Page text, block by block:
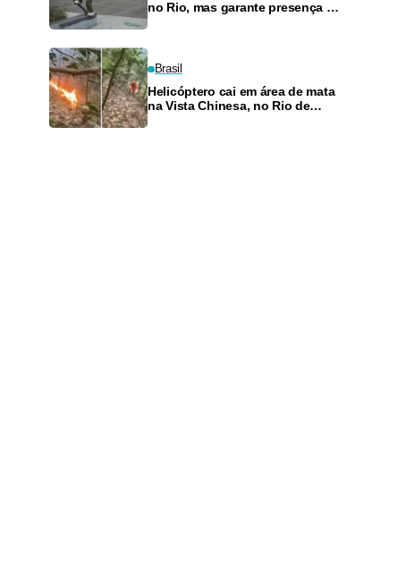
no Rio, mas garante presença no
Brasil
Helicóptero cai em área de mata
na Vista Chinesa, no Rio de